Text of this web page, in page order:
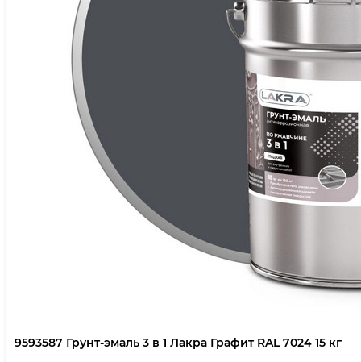
9593587 Грунт-эмаль 3 в 1 Лакра Графит RAL 7024 15 кг